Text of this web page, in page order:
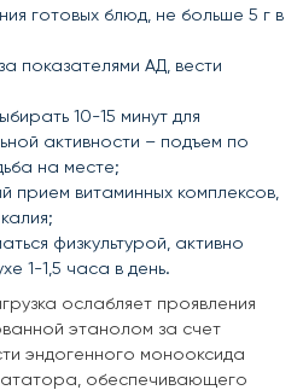
готовых блюд, не больше 5 г в
показателями АД, вести
10-15 минут для
активности – подъем по
на месте;
прием витаминных комплексов,
физкультурой, активно
1-1,5 часа в день.
ослабляет проявления
этанолом за счет
эндогенного монооксида
обеспечивающего